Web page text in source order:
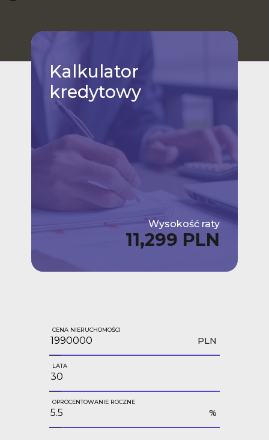
Kalkulator
kredytowy
Wysokość raty
11,299 PLN
CENA NIERUCHOMOŚCI
PLN
LATA
OPROCENTOWANIE ROCZNE
%